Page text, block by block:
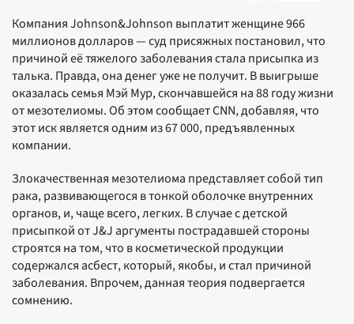
Компания Johnson&Johnson выплатит женщине 966
миллионов долларов — суд присяжных постановил, что
причиной её тяжелого заболевания стала присыпка из
талька. Правда, она денег уже не получит. В выигрыше
оказалась семья Мэй Мур, скончавшейся на 88 году жизни
от мезотелиомы. Об этом сообщает CNN, добавляя, что
этот иск является одним из 67 000, предъявленных
компании.
Злокачественная мезотелиома представляет собой тип
рака, развивающегося в тонкой оболочке внутренних
органов, и, чаще всего, легких. В случае с детской
присыпкой от J&J аргументы пострадавшей стороны
строятся на том, что в косметической продукции
содержался асбест, который, якобы, и стал причиной
заболевания. Впрочем, данная теория подвергается
сомнению.